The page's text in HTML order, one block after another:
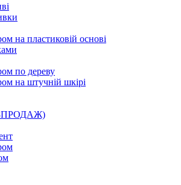
на пластиковій основі
по дереву
на штучній шкірі